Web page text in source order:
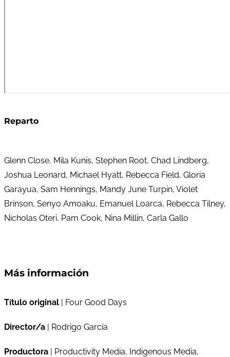
Reparto
Glenn Close, Mila Kunis, Stephen Root, Chad Lindberg,
Joshua Leonard, Michael Hyatt, Rebecca Field, Gloria
Garayua, Sam Hennings, Mandy June Turpin, Violet
Brinson, Senyo Amoaku, Emanuel Loarca, Rebecca Tilney,
Nicholas Oteri, Pam Cook, Nina Millin, Carla Gallo
Más información
Título original | Four Good Days
Director/a | Rodrigo García
Productora | Productivity Media, Indigenous Media,